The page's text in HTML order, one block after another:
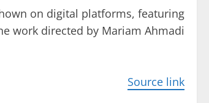
on digital platforms, featuring
work directed by Mariam Ahmadi.
Source link